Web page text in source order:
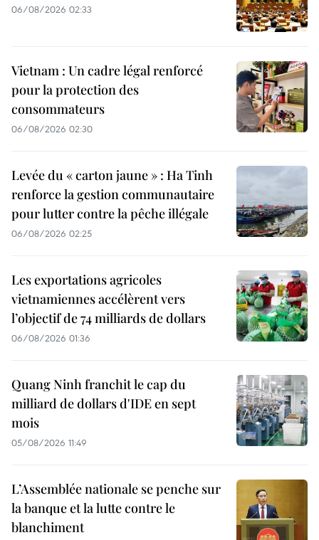
06/08/2026 02:33
Vietnam : Un cadre légal renforcé
pour la protection des
consommateurs
06/08/2026 02:30
Levée du « carton jaune » : Ha Tinh
renforce la gestion communautaire
pour lutter contre la pêche illégale
06/08/2026 02:25
Les exportations agricoles
vietnamiennes accélèrent vers
l’objectif de 74 milliards de dollars
06/08/2026 01:36
Quang Ninh franchit le cap du
milliard de dollars d'IDE en sept
mois
05/08/2026 11:49
L’Assemblée nationale se penche sur
la banque et la lutte contre le
blanchiment